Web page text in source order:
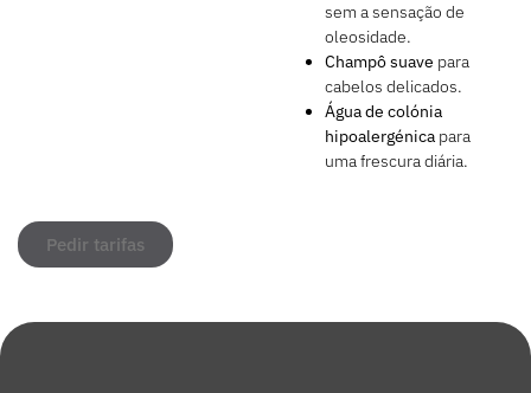
sem a sensação de
oleosidade.
Champô suave para
cabelos delicados.
Água de colónia
hipoalergénica para
uma frescura diária.
Pedir tarifas